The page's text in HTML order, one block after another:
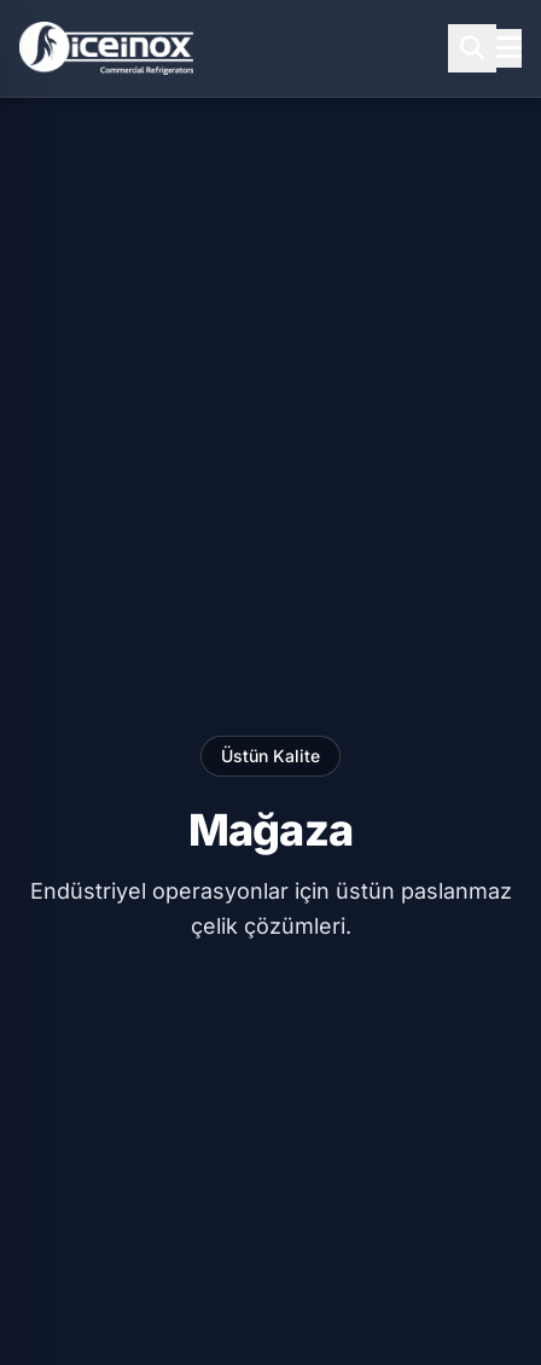
Üstün Kalite
Mağaza
Endüstriyel operasyonlar için üstün paslanmaz
çelik çözümleri.